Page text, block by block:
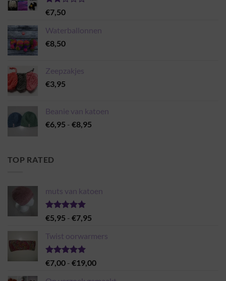
Gewaardeerd
2.00
uit 5
€7,50
Waterballonnen
€8,50
Zeepzakjes
€3,95
Beanie van katoen
€6,95 - €8,95
TOP RATED
muts van katoen
Gewaardeerd
5.00
€5,95 - €7,95
tot
Twist oorwarmers
Gewaardeerd
5.00
€7,00 - €19,00Prijsklasse: